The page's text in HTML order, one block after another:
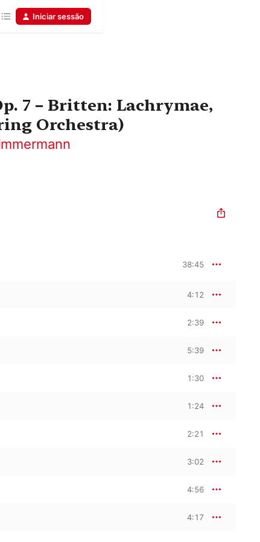
Iniciar sessão
7 – Britten: Lachrymae,
Orchestra)
38:45
4:12
2:39
5:39
1:30
1:24
2:21
3:02
4:56
4:17